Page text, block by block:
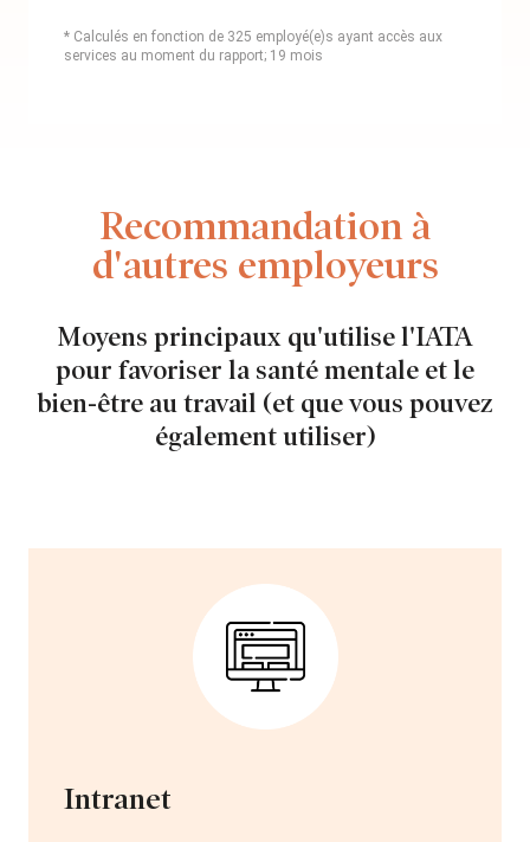
* Calculés en fonction de 325 employé(e)s ayant accès aux
services au moment du rapport; 19 mois
Recommandation à
d'autres employeurs
Moyens principaux qu'utilise l'IATA
pour favoriser la santé mentale et le
bien-être au travail (et que vous pouvez
également utiliser)
Intranet